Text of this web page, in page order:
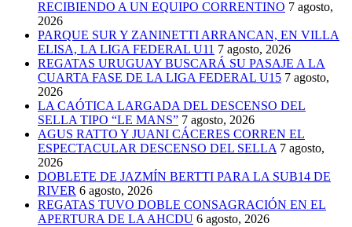
RECIBIENDO A UN EQUIPO CORRENTINO 7 agosto,
2026
PARQUE SUR Y ZANINETTI ARRANCAN, EN VILLA
ELISA, LA LIGA FEDERAL U11 7 agosto, 2026
REGATAS URUGUAY BUSCARÁ SU PASAJE A LA
CUARTA FASE DE LA LIGA FEDERAL U15 7 agosto,
2026
LA CAÓTICA LARGADA DEL DESCENSO DEL
SELLA TIPO “LE MANS” 7 agosto, 2026
AGUS RATTO Y JUANI CÁCERES CORREN EL
ESPECTACULAR DESCENSO DEL SELLA 7 agosto,
2026
DOBLETE DE JAZMÍN BERTTI PARA LA SUB14 DE
RIVER 6 agosto, 2026
REGATAS TUVO DOBLE CONSAGRACIÓN EN EL
APERTURA DE LA AHCDU 6 agosto, 2026